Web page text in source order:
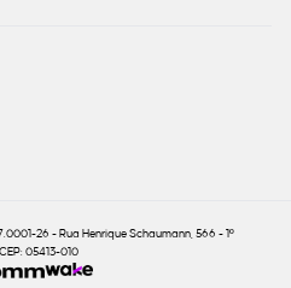
26 - Rua Henrique Schaumann, 566 - 1º
05413-010